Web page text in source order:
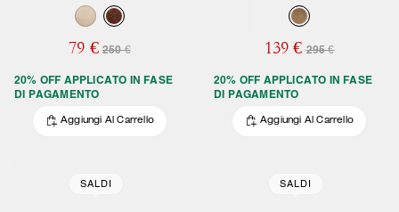
79 € 250 €
20% OFF APPLICATO IN FASE
DI PAGAMENTO
Aggiungi Al Carrello
139 € 295 €
20% OFF APPLICATO IN FASE
DI PAGAMENTO
Aggiungi Al Carrello
SALDI SALDI